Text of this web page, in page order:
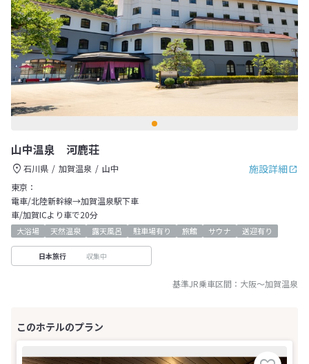
山中温泉 河鹿荘
施設詳細
石川県 加賀温泉
山中
東京：
電車/北陸新幹線→加賀温泉駅下車
車/加賀ICより車で20分
大浴場 天然温泉 露天風呂 駐車場有り 旅館 サウナ 送迎有り
日本旅行 収集中
基準JR乗車区間： 大阪～加賀温泉